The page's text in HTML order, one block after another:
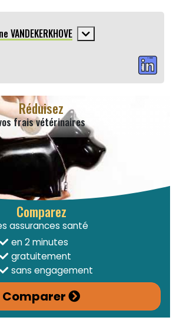
VANDEKERKHOVE
Réduisez
frais vétérinaires
Comparez
assurances santé
en 2 minutes
gratuitement
sans engagement
Comparer